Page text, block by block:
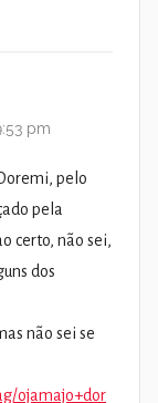
pm
pelo
pela
certo, não sei,
dos
não sei se
ojamajo+dor